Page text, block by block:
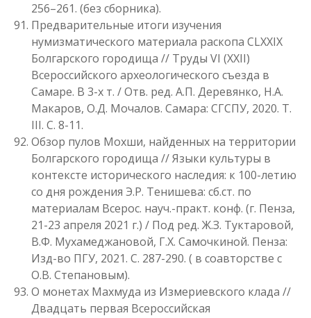
256–261. (без сборника).
Предварительные итоги изучения
нумизматического материала раскопа CLXXIX
Болгарского городища // Труды VI (XXII)
Всероссийского археологического съезда в
Самаре. В 3-х т. / Отв. ред. А.П. Деревянко, Н.А.
Макаров, О.Д. Мочалов. Самара: СГСПУ, 2020. Т.
III. С. 8-11.
Обзор пулов Мохши, найденных на территории
Болгарского городища // Языки культуры в
контексте исторического наследия: к 100-летию
со дня рождения Э.Р. Тенишева: сб.ст. по
материалам Всерос. науч.-практ. конф. (г. Пенза,
21-23 апреля 2021 г.) / Под ред. Ж.З. Туктаровой,
В.Ф. Мухамеджановой, Г.Х. Самочкиной. Пенза:
Изд-во ПГУ, 2021. С. 287-290. ( в соавторстве с
О.В. Степановым).
О монетах Махмуда из Измериевского клада //
Двадцать первая Всероссийская